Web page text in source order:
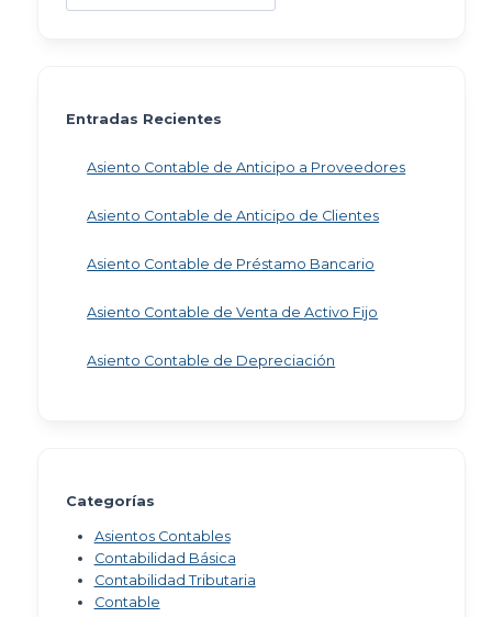
Entradas Recientes
Asiento Contable de Anticipo a Proveedores
Asiento Contable de Anticipo de Clientes
Asiento Contable de Préstamo Bancario
Asiento Contable de Venta de Activo Fijo
Asiento Contable de Depreciación
Categorías
Asientos Contables
Contabilidad Básica
Contabilidad Tributaria
Contable